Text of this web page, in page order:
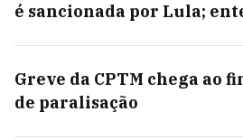
é sancionada por Lula;
Greve da CPTM chega ao
de paralisação